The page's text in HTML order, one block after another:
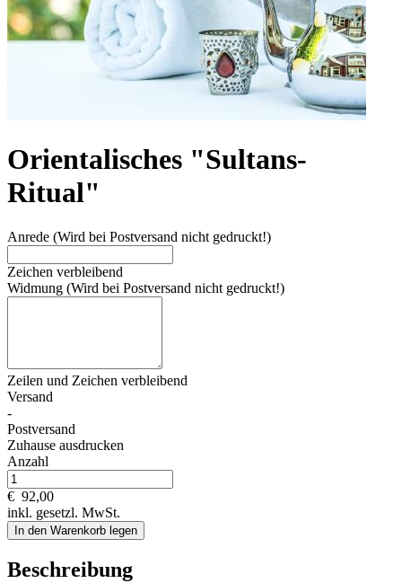
Orientalisches "Sultans-
Ritual"
Anrede (Wird bei Postversand nicht gedruckt!)
Zeichen verbleibend
Widmung (Wird bei Postversand nicht gedruckt!)
Zeilen und Zeichen verbleibend
Versand
-
Postversand
Zuhause ausdrucken
Anzahl
€ 92,00
inkl. gesetzl. MwSt.
In den Warenkorb legen
Beschreibung